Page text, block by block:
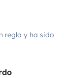
regla y ha sido